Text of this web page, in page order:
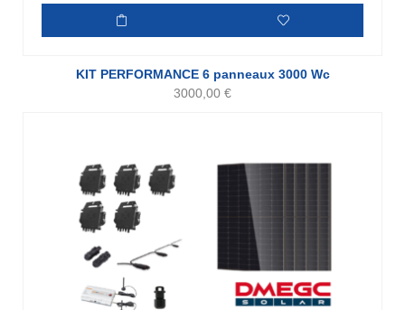
KIT PERFORMANCE 6 panneaux 3000 Wc
3000,00 €